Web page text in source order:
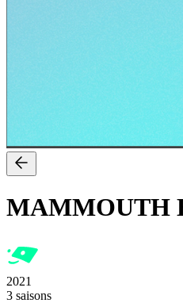
MAMMOUTH
2021
3 saisons